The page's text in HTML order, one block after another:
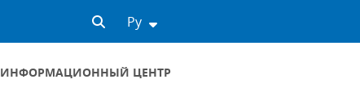
Ру
ИНФОРМАЦИОННЫЙ ЦЕНТР